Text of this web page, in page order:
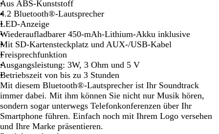
a
n
g
e
i
ß
n
i
g
s
b
l
a
u
t
l
l
g
r
ü
n
t
t
S
i
l
b
e
r
h
w
a
r
z
Aus ABS-Kunststoff
4.2 Bluetooth®-Lautsprecher
LED-Anzeige
Wiederaufladbarer 450-mAh-Lithium-Akku inklusive
Mit SD-Kartensteckplatz und AUX-/USB-Kabel
Freisprechfunktion
Ausgangsleistung: 3W, 3 Ohm und 5 V
Betriebszeit von bis zu 3 Stunden
Mit diesem Bluetooth®-Lautsprecher ist Ihr Soundtrack
immer dabei. Mit ihm können Sie nicht nur Musik hören,
sondern sogar unterwegs Telefonkonferenzen über Ihr
Smartphone führen. Einfach noch mit Ihrem Logo versehen
und Ihre Marke präsentieren.